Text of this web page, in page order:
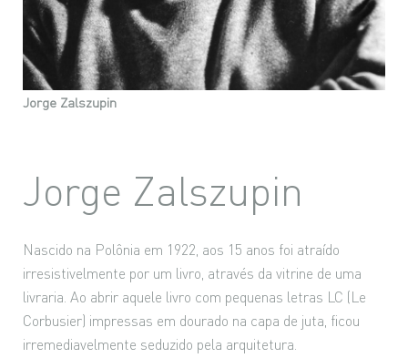
Jorge Zalszupin
Jorge Zalszupin
Nascido na Polônia em 1922, aos 15 anos foi atraído
irresistivelmente por um livro, através da vitrine de uma
livraria. Ao abrir aquele livro com pequenas letras LC (Le
Corbusier) impressas em dourado na capa de juta, ficou
irremediavelmente seduzido pela arquitetura.